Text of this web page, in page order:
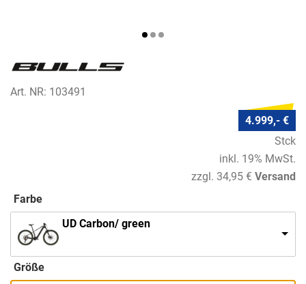
Art. NR: 103491
4.999,- €
Stck
inkl. 19% MwSt.
zzgl. 34,95 € Versand
Farbe
UD Carbon/ green
Größe